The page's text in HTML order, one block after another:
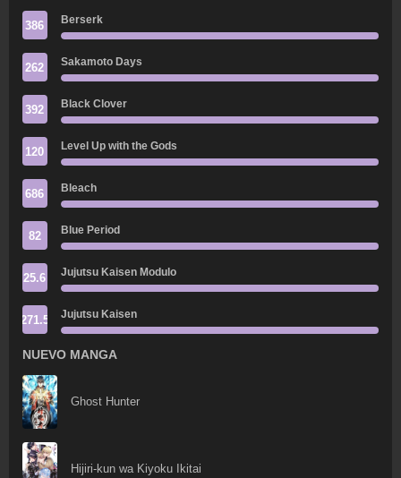
386 Berserk
262 Sakamoto Days
392 Black Clover
120 Level Up with the Gods
686 Bleach
82 Blue Period
25.6 Jujutsu Kaisen Modulo
271.5 Jujutsu Kaisen
NUEVO MANGA
Ghost Hunter
Hijiri-kun wa Kiyoku Ikitai